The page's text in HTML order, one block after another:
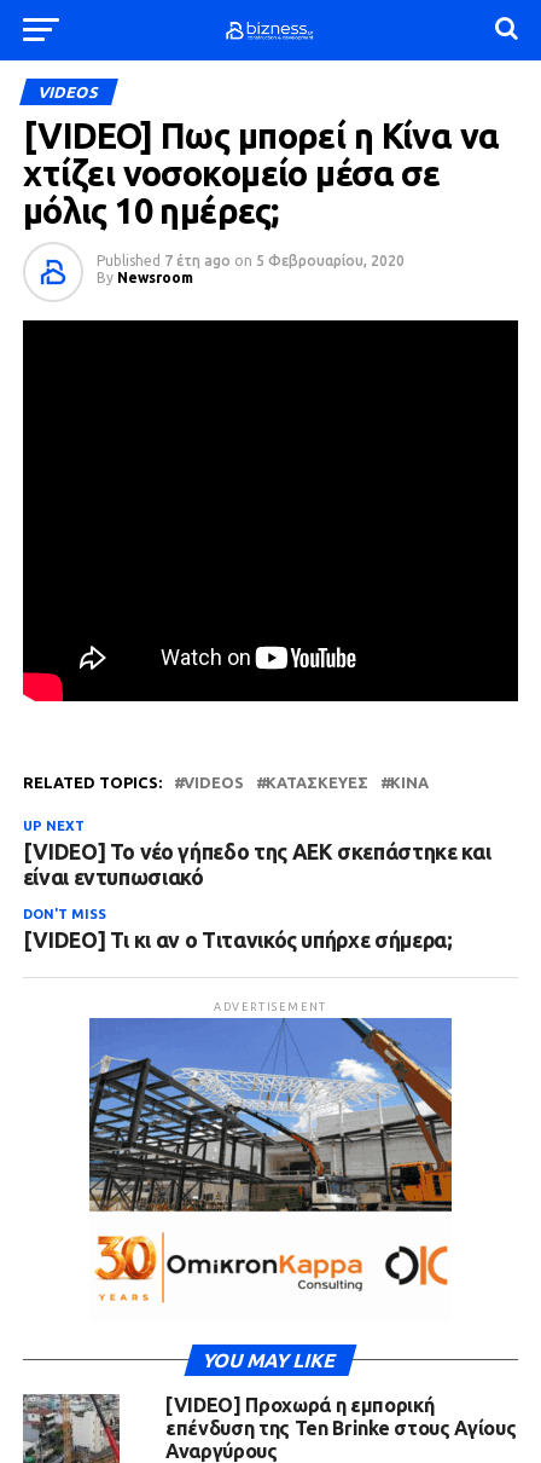
VIDEOS
[VIDEO] Πως μπορεί η Κίνα να
χτίζει νοσοκομείο μέσα σε
μόλις 10 ημέρες;
Published 7 έτη ago on 5 Φεβρουαρίου, 2020
By Newsroom
RELATED TOPICS: VIDEOS ΚΑΤΑΣΚΕΥΈΣ ΚΊΝΑ
UP NEXT
[VIDEO] Το νέο γήπεδο της ΑΕΚ σκεπάστηκε και
είναι εντυπωσιακό
DON'T MISS
[VIDEO] Τι κι αν ο Τιτανικός υπήρχε σήμερα;
ADVERTISEMENT
YOU MAY LIKE
[VIDEO] Προχωρά η εμπορική
επένδυση της Ten Brinke στους Αγίους
Αναργύρους